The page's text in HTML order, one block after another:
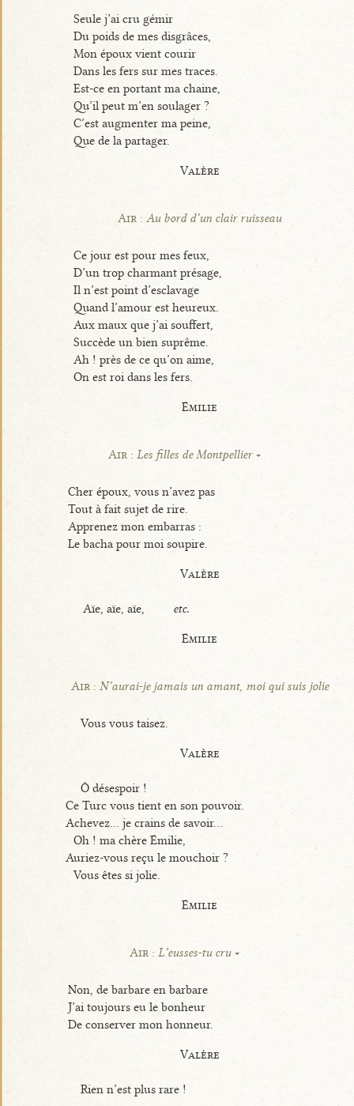
Seule j’ai cru gémir
Du poids de mes disgrâces,
Mon époux vient courir
Dans les fers sur mes traces.
Est-ce en portant ma chaine,
Qu’il peut m’en soulager ?
C’est augmenter ma peine,
Que de la partager.
Valère
Air :Au bord d’un clair ruisseau
Ce jour est pour mes feux,
D’un trop charmant présage,
Il n’est point d’esclavage
Quand l’amour est heureux.
Aux maux que j’ai souffert,
Succède un bien suprême.
Ah ! près de ce qu’on aime,
On est roi dans les fers.
Émilie
Air :Les filles de Montpellier
Cher époux, vous n’avez pas
Tout à fait sujet de rire.
Apprenez mon embarras :
Le bacha pour moi soupire.
Valère
Aïe, aïe, aïe, etc.
Émilie
Air : N’aurai-je jamais un amant, moi qui suis jolie
Vous vous taisez.
Valère
Ô désespoir !
Ce Turc vous tient en son pouvoir.
Achevez... je crains de savoir...
Oh ! ma chère Émilie,
Auriez-vous reçu le mouchoir ?
Vous êtes si jolie.
Émilie
Air :L’eusses-tu cru
Non, de barbare en barbare
J’ai toujours eu le bonheur
De conserver mon honneur.
Valère
Rien n’est plus rare !